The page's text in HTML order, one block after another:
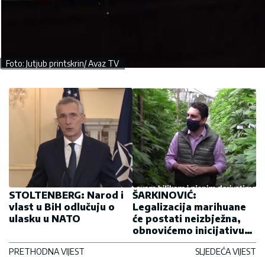
Foto: Jutjub printskrin/ Avaz TV
STOLTENBERG: Narod i
vlast u BiH odlučuju o
ulasku u NATO
PRETHODNA VIJEST
ŠARKINOVIĆ:
Legalizacija marihuane
će postati neizbježna,
obnovićemo inicijativu
prema parlamentu i
SLJEDEĆA VIJEST